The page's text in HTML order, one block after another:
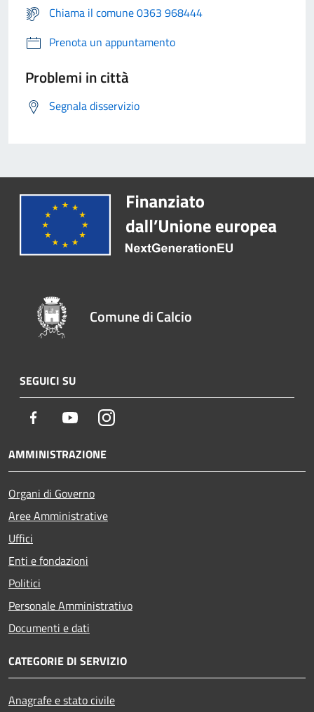
Chiama il comune 0363 968444
Prenota un appuntamento
Problemi in città
Segnala disservizio
Comune di Calcio
SEGUICI SU
Facebook YoutubeInstagram
AMMINISTRAZIONE
Organi di Governo
Aree Amministrative
Uffici
Enti e fondazioni
Politici
Personale Amministrativo
Documenti e dati
CATEGORIE DI SERVIZIO
Anagrafe e stato civile